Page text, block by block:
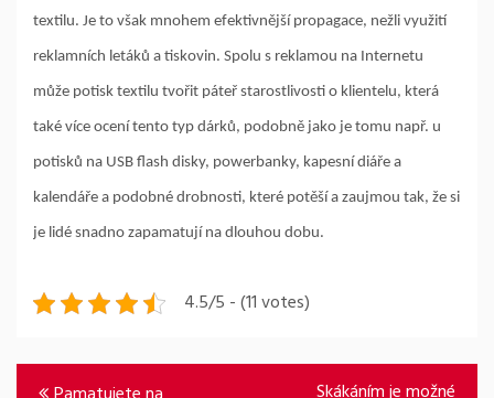
textilu. Je to však mnohem efektivnější propagace, nežli využití
reklamních letáků a tiskovin. Spolu s reklamou na Internetu
může potisk textilu tvořit páteř starostlivosti o klientelu, která
také více ocení tento typ dárků, podobně jako je tomu např. u
potisků na USB flash disky, powerbanky, kapesní diáře a
kalendáře a podobné drobnosti, které potěší a zaujmou tak, že si
je lidé snadno zapamatují na dlouhou dobu.
4.5/5 - (11 votes)
Navigace